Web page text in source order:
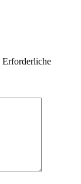
Erforderliche